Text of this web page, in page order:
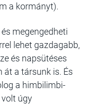
a kormányt).
megengedheti
lehet gazdagabb,
és napsütéses
át a társunk is. És
a himbilimbi-
volt úgy